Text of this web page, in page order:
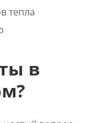
тепла
в